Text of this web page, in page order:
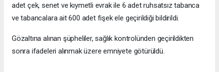
adet çek, senet ve kıymetli evrak ile 6 adet ruhsatsız tabanca
ve tabancalara ait 600 adet fişek ele geçirildiği bildirildi.
Gözaltına alınan şüpheliler, sağlık kontrolünden geçirildikten
sonra ifadeleri alınmak üzere emniyete götürüldü.